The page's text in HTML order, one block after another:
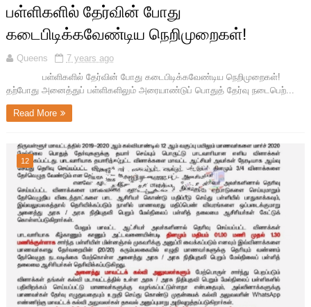
பள்ளிகளில் தேர்வின் போது
கடைபிடிக்கவேண்டிய நெறிமுறைகள்!
Queens
7 years ago
பள்ளிகளில் தேர்வின் போது கடைபிடிக்கவேண்டிய நெறிமுறைகள்!
தற்போது அனைத்துப் பள்ளிகளிலும் அரையாண்டுப் பொதுத் தேர்வு நடைபெற்...
Read More
12